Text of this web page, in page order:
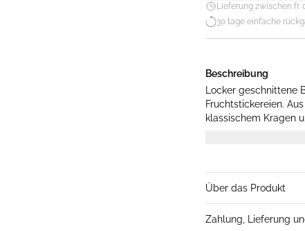
Lieferung zwischen fr.
30 tage einfache
Beschreibung
Locker
Fruchtstickereien.
klassischem Kragen
Über das Produkt
Zahlung, Lieferung